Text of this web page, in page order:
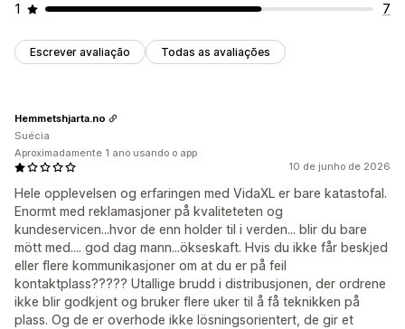
1
7
Escrever avaliação Todas as avaliações
10 de junho de 2026
Hele opplevelsen og erfaringen med VidaXL er bare katastofal.
Enormt med reklamasjoner på kvaliteteten og
kundeservicen...hvor de enn holder til i verden... blir du bare
mött med.... god dag mann...ökseskaft. Hvis du ikke får beskjed
eller flere kommunikasjoner om at du er på feil
kontaktplass????? Utallige brudd i distribusjonen, der ordrene
ikke blir godkjent og bruker flere uker til å få teknikken på
plass. Og de er overhode ikke lösningsorientert, de gir et
Hemmetshjarta.no
Suécia
Aproximadamente 1 ano usando o app